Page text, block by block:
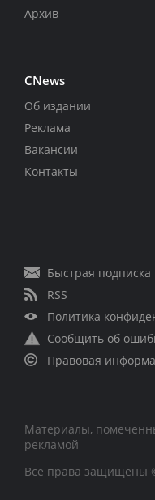
Архив
CNews
Об издании
Реклама
Вакансии
Контакты
Быстрая подписка
RSS
Политика
Сообщить об
Правовая
Материалы,
рекламой
Все права защищены